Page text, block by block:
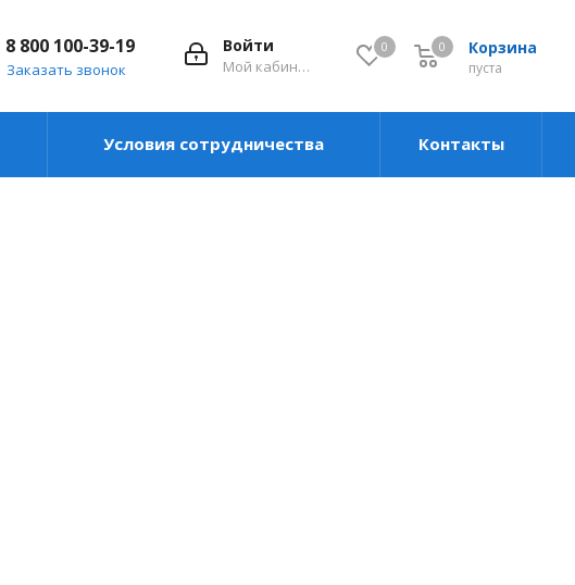
0 Корзина
0
пуста
0
Войти
Мой кабинет
8 800 100-39-19
Заказать звонок
Условия сотрудничества Контакты